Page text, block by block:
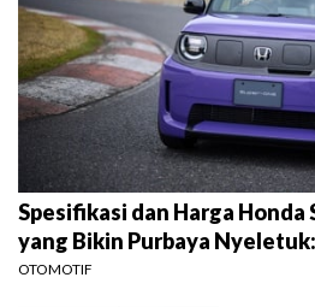
Spesifikasi dan Harga Honda
yang Bikin Purbaya
OTOMOTIF